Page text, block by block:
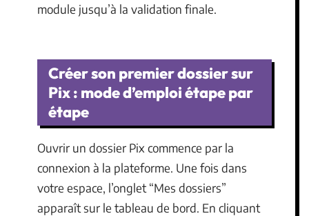
module jusqu’à la validation finale.
Créer son premier dossier sur
Pix : mode d’emploi étape par
étape
Ouvrir un dossier Pix commence par la
connexion à la plateforme. Une fois dans
votre espace, l’onglet “Mes dossiers”
apparaît sur le tableau de bord. En cliquant